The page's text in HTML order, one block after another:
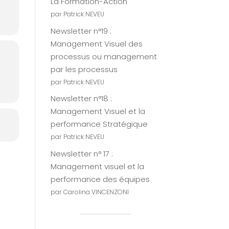
par Patrick NEVEU
Newsletter n°19 :
Management Visuel des
processus ou management
par les processus
par Patrick NEVEU
Newsletter n°18 :
Management Visuel et la
performance Stratégique
par Patrick NEVEU
Newsletter n° 17 :
Management visuel et la
performance des équipes
par Carolina VINCENZONI